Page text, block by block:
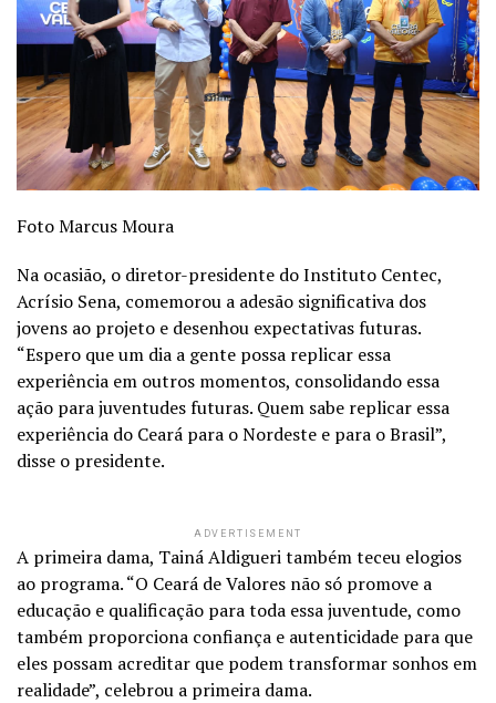
Foto Marcus Moura
Na ocasião, o diretor-presidente do Instituto Centec,
Acrísio Sena, comemorou a adesão significativa dos
jovens ao projeto e desenhou expectativas futuras.
“Espero que um dia a gente possa replicar essa
experiência em outros momentos, consolidando essa
ação para juventudes futuras. Quem sabe replicar essa
experiência do Ceará para o Nordeste e para o Brasil”,
disse o presidente.
ADVERTISEMENT
A primeira dama, Tainá Aldigueri também teceu elogios
ao programa. “O Ceará de Valores não só promove a
educação e qualificação para toda essa juventude, como
também proporciona confiança e autenticidade para que
eles possam acreditar que podem transformar sonhos em
realidade”, celebrou a primeira dama.